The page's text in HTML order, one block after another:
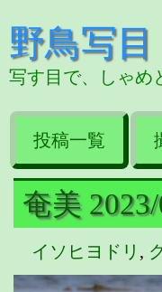
野鳥写目
写す目で、しゃめ
投稿一覧
奄美
イソヒヨドリ ,